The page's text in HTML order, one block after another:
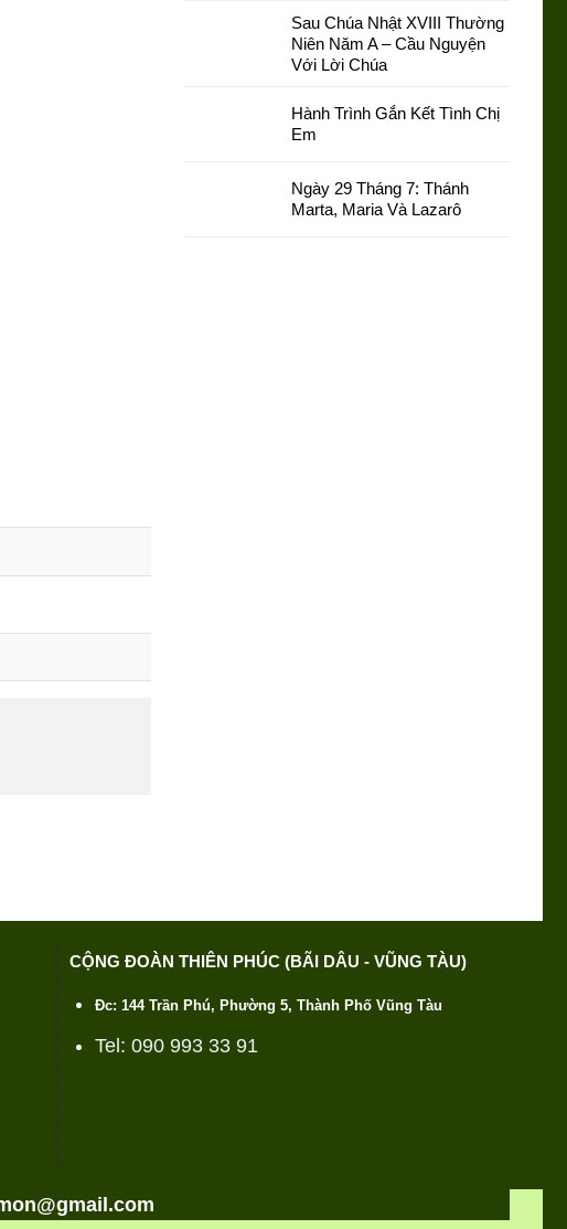
Sau Chúa Nhật XVIII Thường
Niên Năm A – Cầu Nguyện
Với Lời Chúa
Hành Trình Gắn Kết Tình Chị
Em
Ngày 29 Tháng 7: Thánh
Marta, Maria Và Lazarô
CỘNG ĐOÀN THIÊN PHÚC (BÃI DÂU - VŨNG TÀU)
Đc: 144 Trần Phú, Phường 5, Thành Phố Vũng Tàu
Tel: 090 993 33 91